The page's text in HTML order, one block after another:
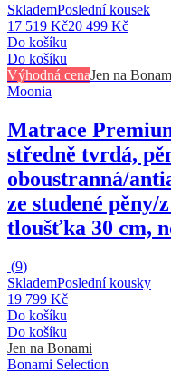
SklademPoslední kousek
17 519 Kč20 499 Kč
Do košíku
Do košíku
Výhodná cenaJen na
Moonia
Matrace
středně tvrdá,
oboustranná/
ze studené
tloušťka 30 cm,
(9)
SklademPoslední kousky
19 799 Kč
Do košíku
Do košíku
Jen na Bonami
Bonami Selection